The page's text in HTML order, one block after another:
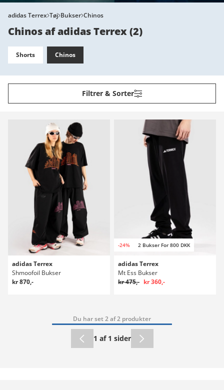
adidas Terrex Tøj Bukser Chinos
Chinos af adidas Terrex(2)
Shorts Chinos
Filtrer & Sorter
adidas Terrex
Shmoofoil Bukser
kr 870,-
-24% 2 Bukser For 800 DKK
adidas Terrex
Mt Ess Bukser
kr 475,- kr 360,-
Du har set 2 af 2 produkter
1 af 1 sider